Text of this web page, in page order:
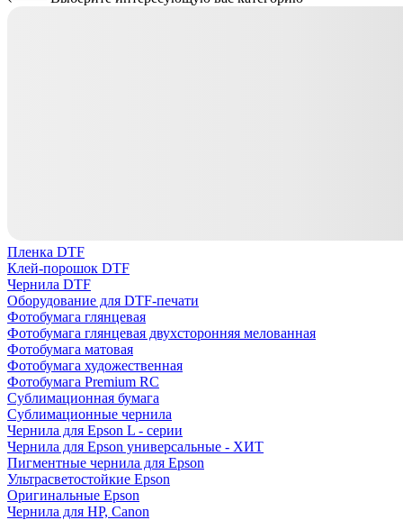
Пленка DTF
Клей-порошок DTF
Чернила DTF
Оборудование для DTF-печати
Фотобумага глянцевая
Фотобумага глянцевая двухсторонняя мелованная
Фотобумага матовая
Фотобумага художественная
Фотобумага Premium RC
Сублимационная бумага
Сублимационные чернила
Чернила для Epson L - серии
Чернила для Epson универсальные - ХИТ
Пигментные чернила для Epson
Ультрасветостойкие Epson
Оригинальные Epson
Чернила для HP, Canon